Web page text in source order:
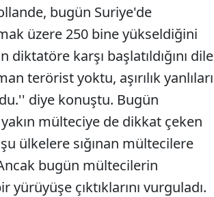
bugün Suriye'de
üzere 250 bine yükseldiğini
karşı başlatıldığını dile
terörist yoktu, aşırılık yanlıları
diye konuştu. Bugün
mülteciye de dikkat çeken
ülkelere sığınan mültecilere
bugün mültecilerin
yürüyüşe çıktıklarını vurguladı.